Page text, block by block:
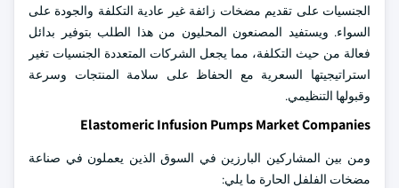
الجنسيات على تقديم مضخات زائفة غير عادية التكلفة والجودة على
السواء. ويستفيد المصنعون المحليون من هذا الطلب بتوفير بدائل
فعالة من حيث التكلفة، مما يجعل الشركات المتعددة الجنسيات تغير
استراتيجيتها السعرية مع الحفاظ على سلامة المنتجات وسرعة
وقبولها التنظيمي.
Elastomeric Infusion Pumps Market Companies
ومن بين المشاركين البارزين في السوق الذين يعملون في صناعة
مضخات الفلفل الحارة ما يلي: